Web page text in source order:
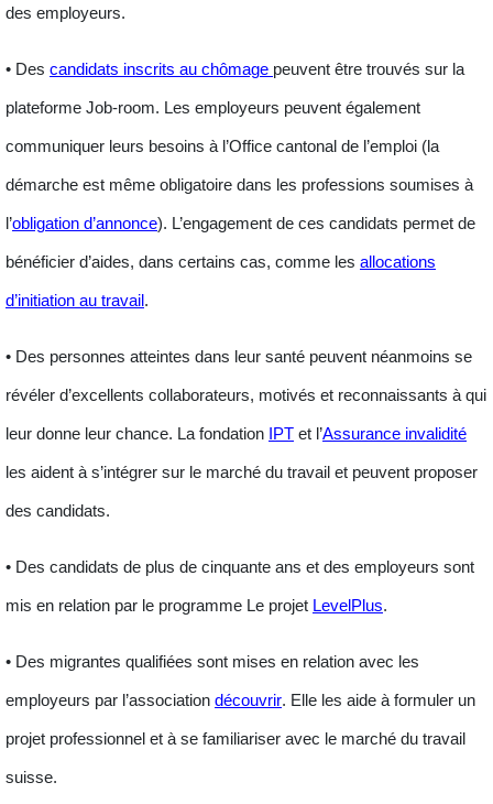
des employeurs.
• Des candidats inscrits au chômage peuvent être trouvés sur la
plateforme Job-room. Les employeurs peuvent également
communiquer leurs besoins à l’Office cantonal de l’emploi (la
démarche est même obligatoire dans les professions soumises à
l’obligation d’annonce). L’engagement de ces candidats permet de
bénéficier d’aides, dans certains cas, comme les allocations
d’initiation au travail .
• Des personnes atteintes dans leur santé peuvent néanmoins se
révéler d’excellents collaborateurs, motivés et reconnaissants à qui
leur donne leur chance. La fondation IPT et l’Assurance invalidité
les aident à s’intégrer sur le marché du travail et peuvent proposer
des candidats.
• Des candidats de plus de cinquante ans et des employeurs sont
mis en relation par le programme Le projet LevelPlus.
• Des migrantes qualifiées sont mises en relation avec les
employeurs par l’association découvrir. Elle les aide à formuler un
projet professionnel et à se familiariser avec le marché du travail
suisse.